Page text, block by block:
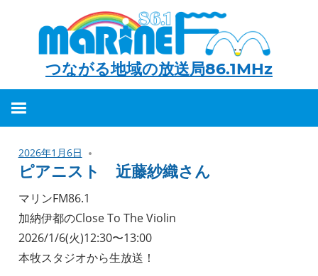
つながる地域の放送局86.1MHz
つ
な
る
地
域
の
放
送
2026年1月6日
ピアニスト 近藤紗織さん
マリンFM86.1
加納伊都のClose To The Violin
2026/1/6(火)12:30〜13:00
本牧スタジオから生放送！